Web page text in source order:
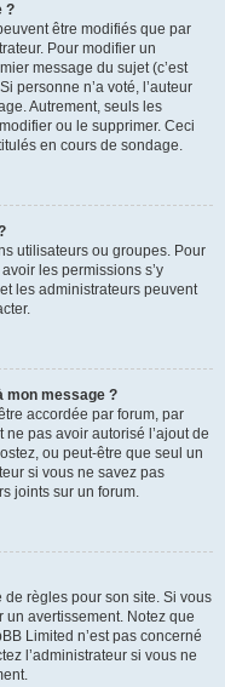
?
être modifiés que par
Pour modifier un
message du sujet (c’est
personne n’a voté, l’auteur
Autrement, seuls les
ou le supprimer. Ceci
en cours de sondage.
utilisateurs ou groupes. Pour
les permissions s’y
les administrateurs peuvent
mon message ?
accordée par forum, par
pas avoir autorisé l’ajout de
ou peut-être que seul un
si vous ne savez pas
joints sur un forum.
règles pour son site. Si vous
avertissement. Notez que
Limited n’est pas concerné
l’administrateur si vous ne